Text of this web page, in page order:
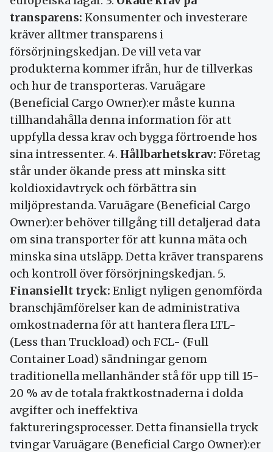
transparens: Konsumenter och investerare
kräver alltmer transparens i
försörjningskedjan. De vill veta var
produkterna kommer ifrån, hur de tillverkas
och hur de transporteras. Varuägare
(Beneficial Cargo Owner):er måste kunna
tillhandahålla denna information för att
uppfylla dessa krav och bygga förtroende hos
sina intressenter. 4. Hållbarhetskrav: Företag
står under ökande press att minska sitt
koldioxidavtryck och förbättra sin
miljöprestanda. Varuägare (Beneficial Cargo
Owner):er behöver tillgång till detaljerad data
om sina transporter för att kunna mäta och
minska sina utsläpp. Detta kräver transparens
och kontroll över försörjningskedjan. 5.
Finansiellt tryck: Enligt nyligen genomförda
branschjämförelser kan de administrativa
omkostnaderna för att hantera flera LTL-
(Less than Truckload) och FCL- (Full
Container Load) sändningar genom
traditionella mellanhänder stå för upp till 15-
20 % av de totala fraktkostnaderna i dolda
avgifter och ineffektiva
faktureringsprocesser. Detta finansiella tryck
tvingar Varuägare (Beneficial Cargo Owner):er